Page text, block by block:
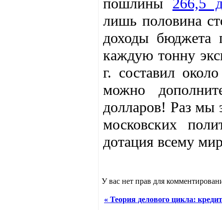
пошлины 266,5
лишь половина
доходы бюджета
каждую тонну
г. составил
можно
долларов! Раз мы
московских
дотация всему
У вас нет прав для
« Теория делового цикла: